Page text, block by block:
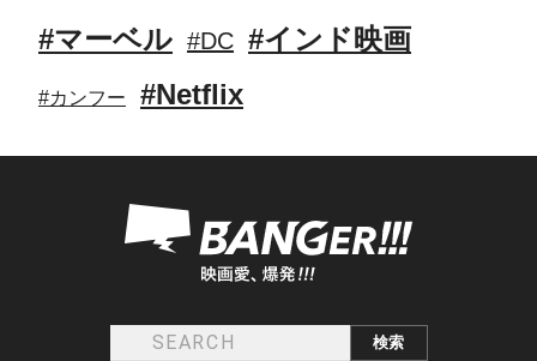
#マーベル #DC #インド映画
#カンフー #Netflix